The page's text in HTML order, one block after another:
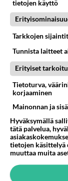
Äänestä
2026-05-16
Kuusamo
Äänestä
2026-05-16
Uusikaupunki
Äänestä
tietojen käyttö
Tarkkojen
Tunnista laitteet
Erityiset
Tietoturva,
korjaaminen
Mainonnan ja
Hyväksymällä
tätä palvelua,
tietojen käsittelyä
muuttaa muita